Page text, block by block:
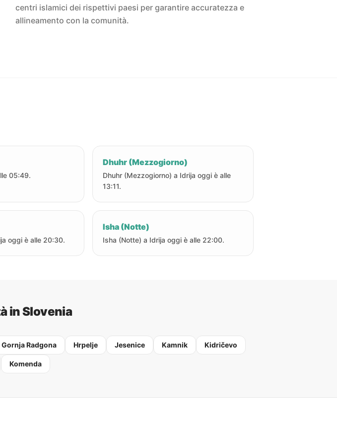
centri islamici dei rispettivi paesi per garantire accuratezza e
allineamento con la comunità.
05:49.
Dhuhr (Mezzogiorno)
Dhuhr (Mezzogiorno) a Idrija oggi è alle
13:11.
oggi è alle 20:30.
Isha (Notte)
Isha (Notte) a Idrija oggi è alle 22:00.
in Slovenia
Gornja Radgona Hrpelje Jesenice Kamnik Kidričevo
Komenda